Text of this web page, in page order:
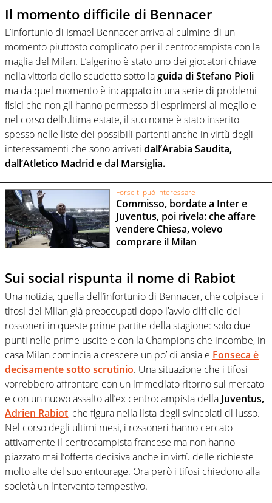
Il momento difficile di Bennacer
L’infortunio di Ismael Bennacer arriva al culmine di un
momento piuttosto complicato per il centrocampista con la
maglia del Milan. L’algerino è stato uno dei giocatori chiave
nella vittoria dello scudetto sotto laguida di Stefano Pioli
ma da quel momento è incappato in una serie di problemi
fisici che non gli hanno permesso di esprimersi al meglio e
nel corso dell’ultima estate, il suo nome è stato inserito
spesso nelle liste dei possibili partenti anche in virtù degli
interessamenti che sono arrivati dall’Arabia Saudita,
dall’Atletico Madrid e dal Marsiglia.
Forse ti può interessare
Commisso, bordate a Inter e
Juventus, poi rivela: che affare
vendere Chiesa, volevo
comprare il Milan
Sui social rispunta il nome di Rabiot
Una notizia, quella dell’infortunio di Bennacer, che colpisce i
tifosi del Milan già preoccupati dopo l’avvio difficile dei
rossoneri in queste prime partite della stagione: solo due
punti nelle prime uscite e con la Champions che incombe, in
casa Milan comincia a crescere un po’ di ansia e Fonseca è
decisamente sotto scrutinio. Una situazione che i tifosi
vorrebbero affrontare con un immediato ritorno sul mercato
e con un nuovo assalto all’ex centrocampista della Juventus,
Adrien Rabiot, che figura nella lista degli svincolati di lusso.
Nel corso degli ultimi mesi, i rossoneri hanno cercato
attivamente il centrocampista francese ma non hanno
piazzato mai l’offerta decisiva anche in virtù delle richieste
molto alte del suo entourage. Ora però i tifosi chiedono alla
società un intervento tempestivo.